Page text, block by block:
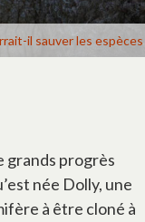
il sauver les
grands progrès
née Dolly, une
à être cloné à